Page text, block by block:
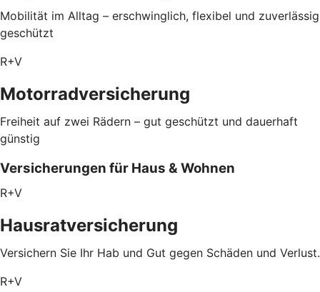
Mobilität im Alltag – erschwinglich, flexibel und zuverlässig
geschützt
R+V
Motorradversicherung
Freiheit auf zwei Rädern – gut geschützt und dauerhaft
günstig
Versicherungen für Haus & Wohnen
R+V
Hausratversicherung
Versichern Sie Ihr Hab und Gut gegen Schäden und Verlust.
R+V